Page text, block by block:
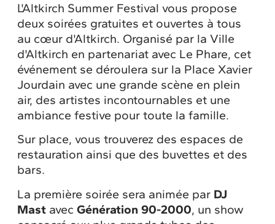
L'Altkirch Summer Festival vous propose
deux soirées gratuites et ouvertes à tous
au cœur d'Altkirch. Organisé par la Ville
d'Altkirch en partenariat avec Le Phare, cet
événement se déroulera sur la Place Xavier
Jourdain avec une grande scène en plein
air, des artistes incontournables et une
ambiance festive pour toute la famille.
Sur place, vous trouverez des espaces de
restauration ainsi que des buvettes et des
bars.
La première soirée sera animée par DJ
Mast avecGénération 90-2000, un show